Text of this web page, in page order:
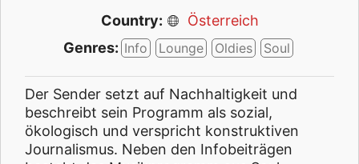
Country:
Österreich
Genres: Info Lounge Oldies Soul
Der Sender setzt auf Nachhaltigkeit und
beschreibt sein Programm als sozial,
ökologisch und verspricht konstruktiven
Journalismus. Neben den Infobeiträgen